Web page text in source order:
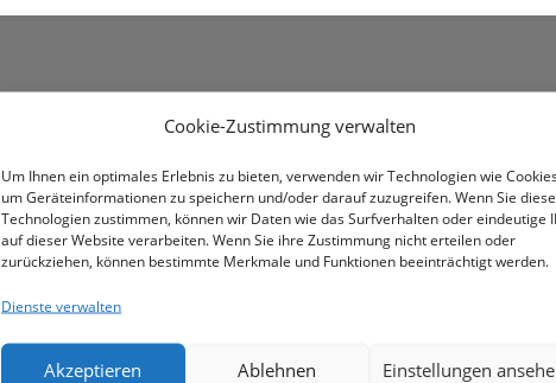
Cookie-Zustimmung verwalten
Um Ihnen ein optimales Erlebnis zu bieten, verwenden wir Technologien wie
um Geräteinformationen zu speichern und/oder darauf zuzugreifen. Wenn Sie
Technologien zustimmen, können wir Daten wie das Surfverhalten oder eindeutige
auf dieser Website verarbeiten. Wenn Sie ihre Zustimmung nicht erteilen oder
zurückziehen, können bestimmte Merkmale und Funktionen beeinträchtigt werden.
Dienste verwalten
Akzeptieren Ablehnen Einstellungen